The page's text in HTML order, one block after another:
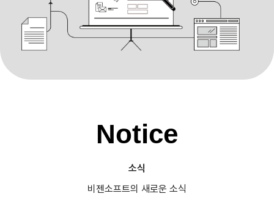
Notice
소식
비젠소프트의 새로운 소식